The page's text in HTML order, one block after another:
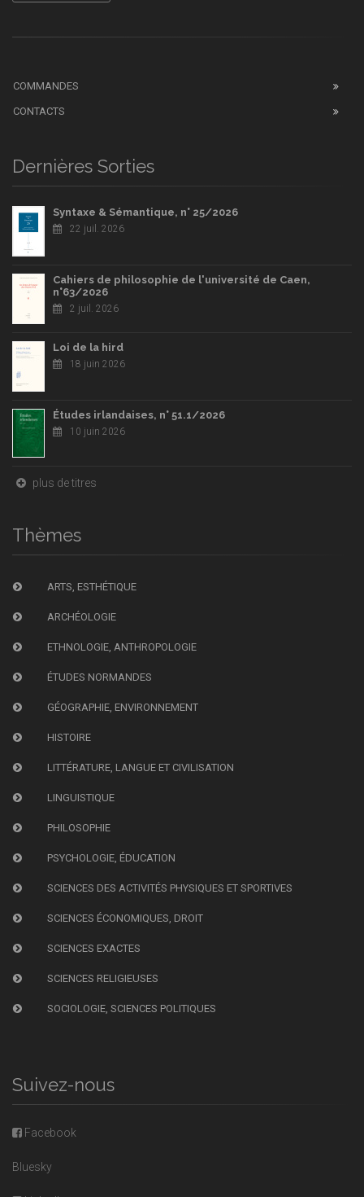
COMMANDES
CONTACTS
Dernières Sorties
Syntaxe & Sémantique, n° 25/2026
22 juil. 2026
Cahiers de philosophie de l'université de Caen,
n°63/2026
2 juil. 2026
Loi de la hird
18 juin 2026
Études irlandaises, n° 51.1/2026
10 juin 2026
plus de titres
Thèmes
ARTS, ESTHÉTIQUE
ARCHÉOLOGIE
ETHNOLOGIE, ANTHROPOLOGIE
ÉTUDES NORMANDES
GÉOGRAPHIE, ENVIRONNEMENT
HISTOIRE
LITTÉRATURE, LANGUE ET CIVILISATION
LINGUISTIQUE
PHILOSOPHIE
PSYCHOLOGIE, ÉDUCATION
SCIENCES DES ACTIVITÉS PHYSIQUES ET SPORTIVES
SCIENCES ÉCONOMIQUES, DROIT
SCIENCES EXACTES
SCIENCES RELIGIEUSES
SOCIOLOGIE, SCIENCES POLITIQUES
Suivez-nous
Facebook
Bluesky